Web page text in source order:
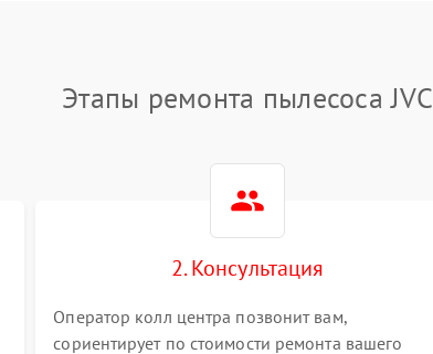
Этапы ремонта пылесоса JVC
2. Консультация
Оператор колл центра позвонит вам,
сориентирует по стоимости ремонта вашего